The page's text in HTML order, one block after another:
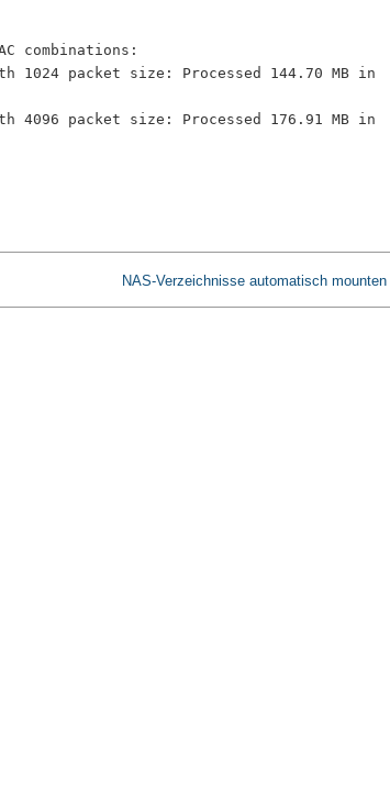
combinations:
with 1024 packet size: Processed 144.70 MB in
with 4096 packet size: Processed 176.91 MB in
NAS-Verzeichnisse automatisch mounten